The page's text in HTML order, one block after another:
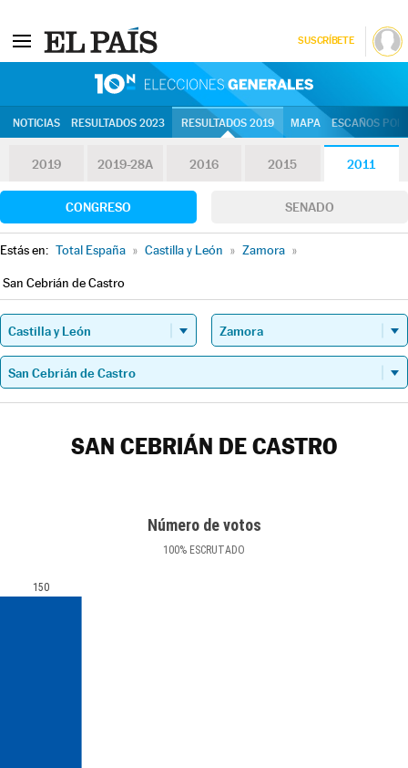
SUSCRÍBETE
NOTICIAS RESULTADOS 2023 RESULTADOS 2019 MAPA ESCAÑOS
2019 2019-28A 2016 2015 2011
CONGRESO SENADO
Estás en: Total España » Castilla y León » Zamora »
San Cebrián de Castro
SAN CEBRIÁN DE CASTRO
Número de votos
100% ESCRUTADO
150